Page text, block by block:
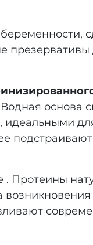
презервативы
основа
Протеины